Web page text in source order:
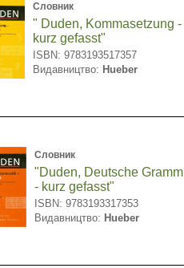
Словник
" Duden, Kommasetzung -
kurz gefasst"
ISBN: 9783193517357
Видавництво: Hueber
Словник
"Duden, Deutsche
- kurz gefasst"
ISBN: 9783193317353
Видавництво: Hueber